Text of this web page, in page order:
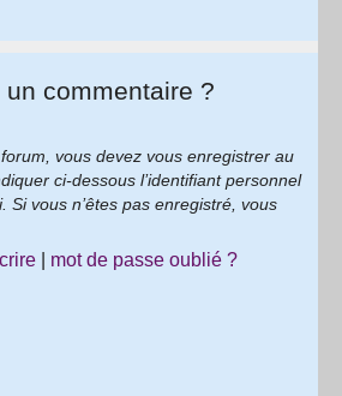
commentaire ?
vous devez vous enregistrer au
ci-dessous l’identifiant personnel
Si vous n’êtes pas enregistré, vous
mot de passe oublié ?